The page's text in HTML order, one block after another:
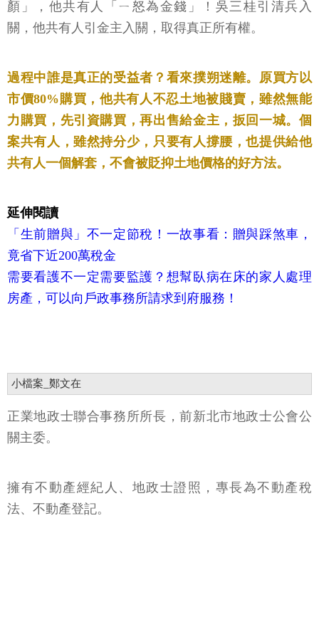
顏」，他共有人「ㄧ怒為金錢」！吳三桂引清兵入
關，他共有人引金主入關，取得真正所有權。
過程中誰是真正的受益者？看來撲朔迷離。原買方以
市價80%購買，他共有人不忍土地被賤賣，雖然無能
力購買，先引資購買，再出售給金主，扳回一城。個
案共有人，雖然持分少，只要有人撐腰，也提供給他
共有人一個解套，不會被貶抑土地價格的好方法。
延伸閱讀
「生前贈與」不一定節稅！一故事看：贈與踩煞車，
竟省下近200萬稅金
需要看護不一定需要監護？想幫臥病在床的家人處理
房產，可以向戶政事務所請求到府服務！
小檔案_鄭文在
正業地政士聯合事務所所長，前新北市地政士公會公
關主委。
擁有不動產經紀人、地政士證照，專長為不動產稅
法、不動產登記。